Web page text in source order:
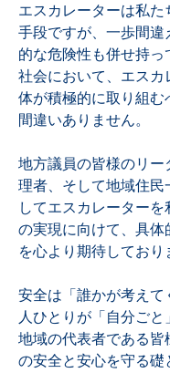
エスカレーターは私
手段ですが、一歩間
的な危険性も併せ持
社会において、エス
体が積極的に取り組
間違いありません。
地方議員の皆様のリ
理者、そして地域住
してエスカレーター
の実現に向けて、具
を心より期待しており
安全は「誰かが考え
人ひとりが「自分ごと
地域の代表者である
の安全と安心を守る礎